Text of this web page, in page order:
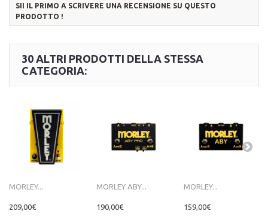
SII IL PRIMO A SCRIVERE UNA RECENSIONE SU QUESTO
PRODOTTO !
30 ALTRI PRODOTTI DELLA STESSA
CATEGORIA:
MORLEY...
209,00€
MORLEY ABY...
190,00€
MORLEY...
159,00€